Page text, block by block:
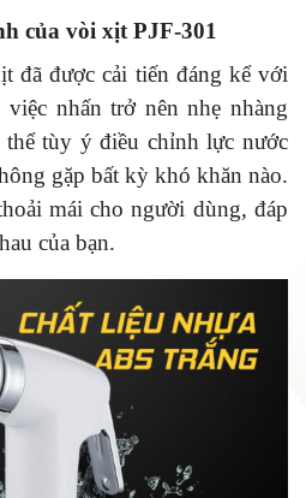
của vòi xịt PJF-301
đã được cải tiến đáng kể với
nhấn trở nên nhẹ nhàng
tùy ý điều chỉnh lực nước
gặp bất kỳ khó khăn nào.
mái cho người dùng, đáp
của bạn.